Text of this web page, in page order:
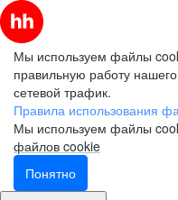
Мы используем файлы
правильную работу
сетевой трафик.
Правила использования
Мы используем файлы
файлов cookie
Понятно